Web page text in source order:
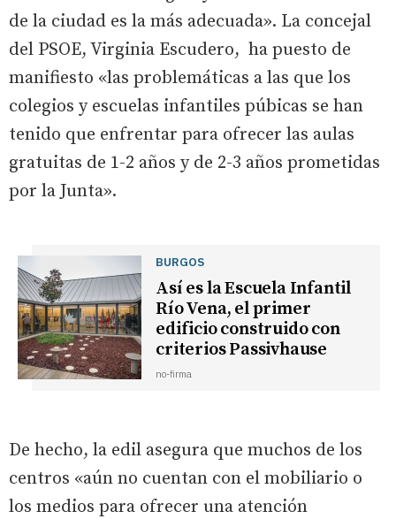
de la ciudad es la más adecuada». La concejal
del PSOE, Virginia Escudero, ha puesto de
manifiesto «las problemáticas a las que los
colegios y escuelas infantiles púbicas se han
tenido que enfrentar para ofrecer las aulas
gratuitas de 1-2 años y de 2-3 años prometidas
por la Junta».
BURGOS
Así es la Escuela Infantil
Río Vena, el primer
edificio construido con
criterios Passivhause
no-firma
De hecho, la edil asegura que muchos de los
centros «aún no cuentan con el mobiliario o
los medios para ofrecer una atención